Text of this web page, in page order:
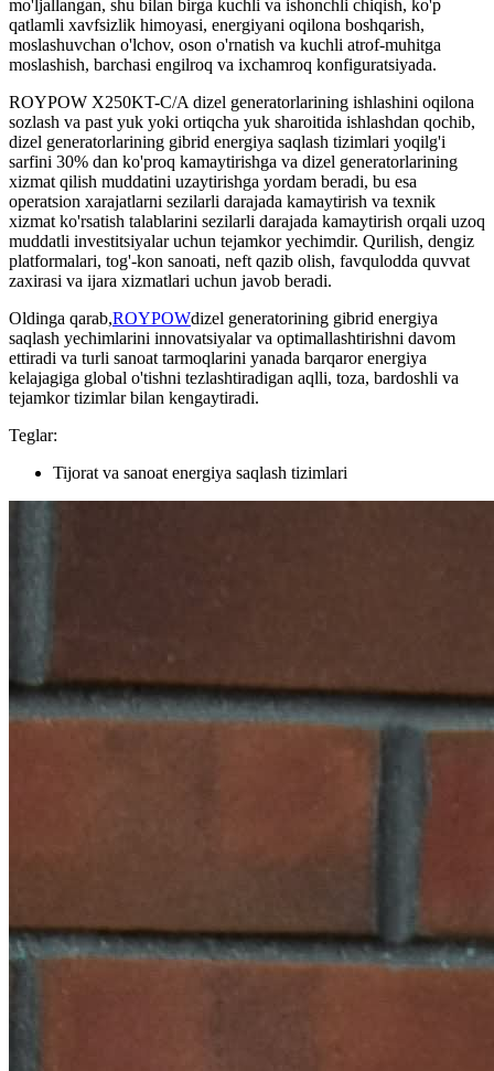
mo'ljallangan, shu bilan birga kuchli va ishonchli chiqish, ko'p
qatlamli xavfsizlik himoyasi, energiyani oqilona boshqarish,
moslashuvchan o'lchov, oson o'rnatish va kuchli atrof-muhitga
moslashish, barchasi engilroq va ixchamroq konfiguratsiyada.
ROYPOW X250KT-C/A dizel generatorlarining ishlashini oqilona
sozlash va past yuk yoki ortiqcha yuk sharoitida ishlashdan qochib,
dizel generatorlarining gibrid energiya saqlash tizimlari yoqilg'i
sarfini 30% dan ko'proq kamaytirishga va dizel generatorlarining
xizmat qilish muddatini uzaytirishga yordam beradi, bu esa
operatsion xarajatlarni sezilarli darajada kamaytirish va texnik
xizmat ko'rsatish talablarini sezilarli darajada kamaytirish orqali uzoq
muddatli investitsiyalar uchun tejamkor yechimdir. Qurilish, dengiz
platformalari, tog'-kon sanoati, neft qazib olish, favqulodda quvvat
zaxirasi va ijara xizmatlari uchun javob beradi.
Oldinga qarab,ROYPOWdizel generatorining gibrid energiya
saqlash yechimlarini innovatsiyalar va optimallashtirishni davom
ettiradi va turli sanoat tarmoqlarini yanada barqaror energiya
kelajagiga global o'tishni tezlashtiradigan aqlli, toza, bardoshli va
tejamkor tizimlar bilan kengaytiradi.
Teglar:
Tijorat va sanoat energiya saqlash tizimlari